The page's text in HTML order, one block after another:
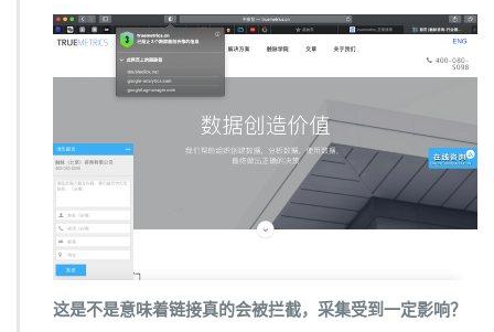
这是不是意味着链接真的会被拦截，采集受到一定影响？